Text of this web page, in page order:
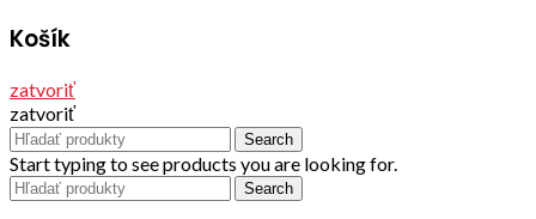
Košík
zatvoriť
zatvoriť
Search
Start typing to see products you are looking for.
Search